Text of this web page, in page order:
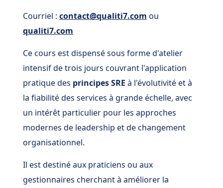
Courriel : contact@qualiti7.com ou
qualiti7.com
Ce cours est dispensé sous forme d'atelier
intensif de trois jours couvrant l'application
pratique des principes SRE à l'évolutivité et à
la fiabilité des services à grande échelle, avec
un intérêt particulier pour les approches
modernes de leadership et de changement
organisationnel.
Il est destiné aux praticiens ou aux
gestionnaires cherchant à améliorer la